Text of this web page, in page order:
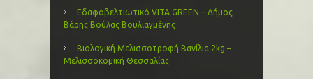
Εδαφοβελτιωτικό VITA GREEN – Δήμος
Βάρης Βούλας Βουλιαγμένης
Βιολογική Μελισσοτροφή Βανίλια 2kg –
Μελισσοκομική Θεσσαλίας